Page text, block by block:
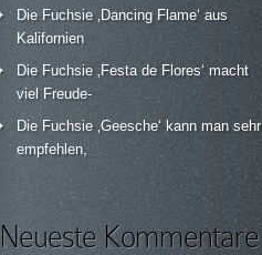
Die Fuchsie ‚Dancing Flame‘ aus
Kalifornien
Die Fuchsie ‚Festa de Flores‘ macht
viel Freude-
Die Fuchsie ‚Geesche‘ kann man sehr
empfehlen,
Neueste Kommentare